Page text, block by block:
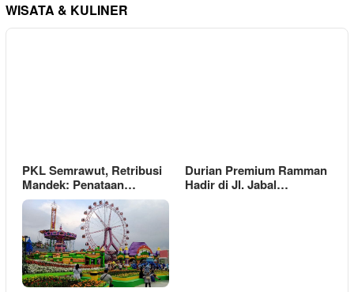
WISATA & KULINER
PKL Semrawut, Retribusi
Mandek: Penataan…
Durian Premium Ramman
Hadir di Jl. Jabal…